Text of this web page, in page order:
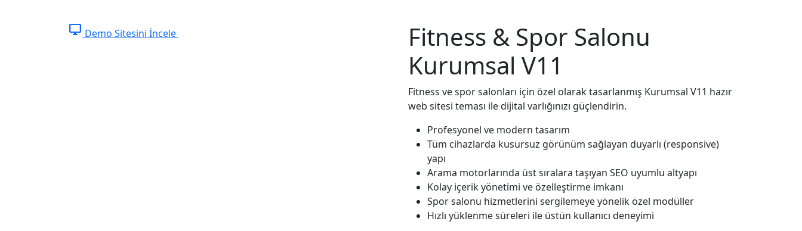
desktop_windows Demo Sitesini İncele
Fitness & Spor Salonu
Kurumsal V11
Fitness ve spor salonları için özel olarak tasarlanmış Kurumsal V11 hazır
web sitesi teması ile dijital varlığınızı güçlendirin.
Profesyonel ve modern tasarım
Tüm cihazlarda kusursuz görünüm sağlayan duyarlı (responsive)
yapı
Arama motorlarında üst sıralara taşıyan SEO uyumlu altyapı
Kolay içerik yönetimi ve özelleştirme imkanı
Spor salonu hizmetlerini sergilemeye yönelik özel modüller
Hızlı yüklenme süreleri ile üstün kullanıcı deneyimi